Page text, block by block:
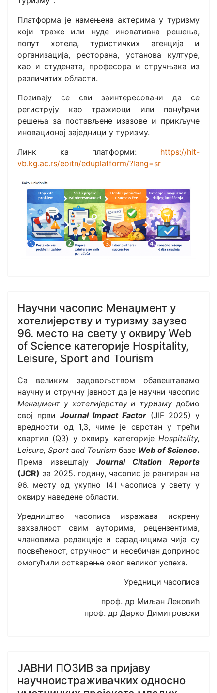
Платформа је намењена актерима у туризму
који траже или нуде иновативна решења,
попут хотела, туристичких агенција и
организација, ресторана, установа културе,
као и студената, професора и стручњака из
различитих области.
Позивају се сви заинтересовани да се
региструју као тражиоци или понуђачи
решења за постављене изазове и прикључе
иновационој заједници у туризму.
Линк ка платформи: https://hit-
vb.kg.ac.rs/eoitn/eduplatform/?lang=sr
Научни часопис Менаџмент у
хотелијерству и туризму заузео
96. место на свету у оквиру Web
of Science категорије Hospitality,
Leisure, Sport and Tourism
Са великим задовољством обавештавамо
научну и стручну јавност да је научни часопис
Менаџмент у хотелијерству и туризму добио
свој први Journal Impact Factor (JIF 2025) у
вредности од 1,3, чиме је сврстан у трећи
квартил (Q3) у оквиру категорије Hospitality,
Leisure, Sport and Tourism базе Web of Science.
Према извештају Journal Citation Reports
(JCR) за 2025. годину, часопис је рангиран на
96. месту од укупно 141 часописа у свету у
оквиру наведене области.
Уредништво часописа изражава искрену
захвалност свим ауторима, рецензентима,
члановима редакције и сарадницима чија су
посвећеност, стручност и несебичан допринос
омогућили остварење овог великог успеха.
Уредници часописа
проф. др Миљан Лековић
проф. др Дарко Димитровски
ЈАВНИ ПОЗИВ за пријаву
научноистраживачких односно